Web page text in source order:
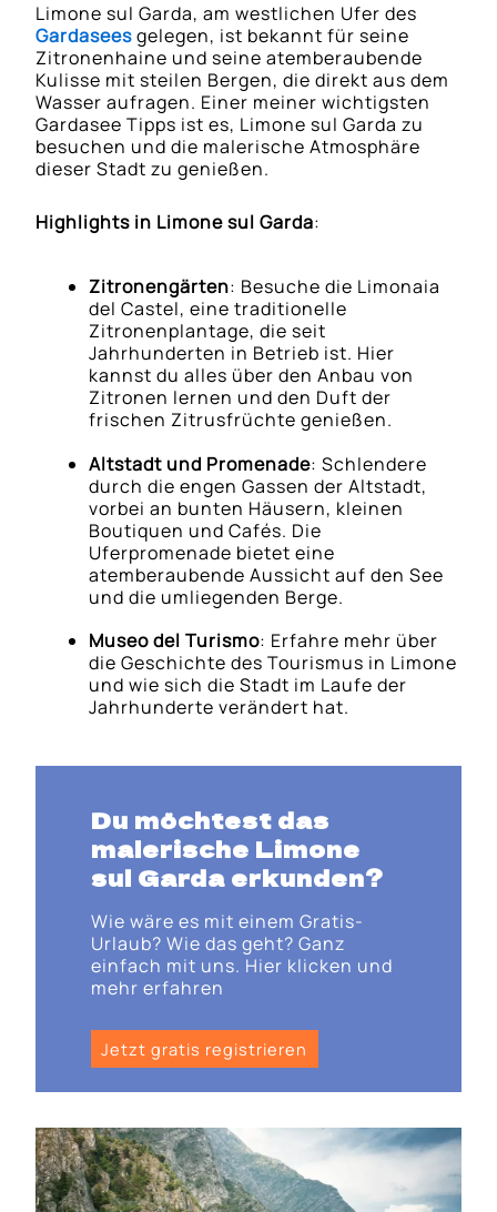
Limone sul Garda, am westlichen Ufer des
Gardaseesgelegen, ist bekannt für seine
Zitronenhaine und seine atemberaubende
Kulisse mit steilen Bergen, die direkt aus dem
Wasser aufragen. Einer meiner wichtigsten
Gardasee Tipps ist es, Limone sul Garda zu
besuchen und die malerische Atmosphäre
dieser Stadt zu genießen.
Highlights in Limone sul Garda:
Zitronengärten: Besuche die Limonaia
del Castel, eine traditionelle
Zitronenplantage, die seit
Jahrhunderten in Betrieb ist. Hier
kannst du alles über den Anbau von
Zitronen lernen und den Duft der
frischen Zitrusfrüchte genießen.
Altstadt und Promenade: Schlendere
durch die engen Gassen der Altstadt,
vorbei an bunten Häusern, kleinen
Boutiquen und Cafés. Die
Uferpromenade bietet eine
atemberaubende Aussicht auf den See
und die umliegenden Berge.
Museo del Turismo: Erfahre mehr über
die Geschichte des Tourismus in Limone
und wie sich die Stadt im Laufe der
Jahrhunderte verändert hat.
Du möchtest das
malerische Limone
sul Garda erkunden?
Wie wäre es mit einem Gratis-
Urlaub? Wie das geht? Ganz
einfach mit uns. Hier klicken und
mehr erfahren
Jetzt gratis registrieren